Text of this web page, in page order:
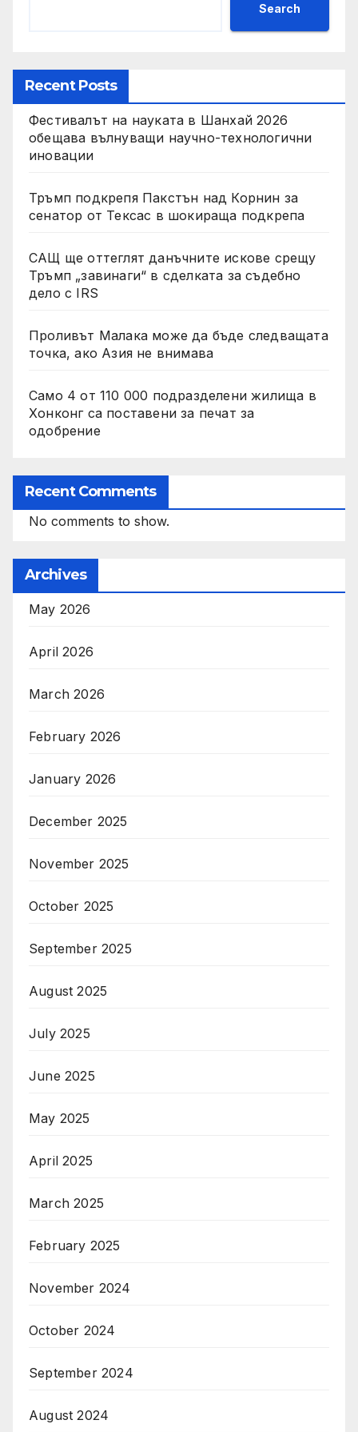
Search
Recent Posts
Фестивалът на науката в Шанхай 2026
обещава вълнуващи научно-технологични
иновации
Тръмп подкрепя Пакстън над Корнин за
сенатор от Тексас в шокираща подкрепа
САЩ ще оттеглят данъчните искове срещу
Тръмп „завинаги“ в сделката за съдебно
дело с IRS
Проливът Малака може да бъде следващата
точка, ако Азия не внимава
Само 4 от 110 000 подразделени жилища в
Хонконг са поставени за печат за
одобрение
Recent Comments
No comments to show.
Archives
May 2026
April 2026
March 2026
February 2026
January 2026
December 2025
November 2025
October 2025
September 2025
August 2025
July 2025
June 2025
May 2025
April 2025
March 2025
February 2025
November 2024
October 2024
September 2024
August 2024